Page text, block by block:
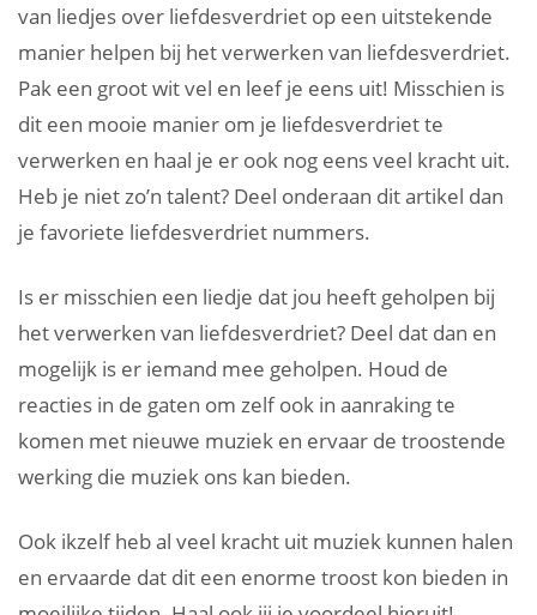
van liedjes over liefdesverdriet op een uitstekende
manier helpen bij het verwerken van liefdesverdriet.
Pak een groot wit vel en leef je eens uit! Misschien is
dit een mooie manier om je liefdesverdriet te
verwerken en haal je er ook nog eens veel kracht uit.
Heb je niet zo’n talent? Deel onderaan dit artikel dan
je favoriete liefdesverdriet nummers.
Is er misschien een liedje dat jou heeft geholpen bij
het verwerken van liefdesverdriet? Deel dat dan en
mogelijk is er iemand mee geholpen. Houd de
reacties in de gaten om zelf ook in aanraking te
komen met nieuwe muziek en ervaar de troostende
werking die muziek ons kan bieden.
Ook ikzelf heb al veel kracht uit muziek kunnen halen
en ervaarde dat dit een enorme troost kon bieden in